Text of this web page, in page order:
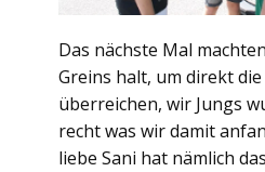
Das nächste Mal
Greins halt, um direkt
überreichen, wir Jungs
recht was wir damit
liebe Sani hat nämlich